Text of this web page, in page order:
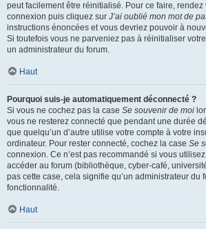
peut facilement être réinitialisé. Pour ce faire, rendez
connexion puis cliquez sur J’ai oublié mon mot de
instructions énoncées et vous devriez pouvoir à
Si toutefois vous ne parveniez pas à réinitialiser
un administrateur du forum.
Haut
Pourquoi suis-je automatiquement déconnecté ?
Si vous ne cochez pas la case Se souvenir de moi
vous ne resterez connecté que pendant une durée
que quelqu’un d’autre utilise votre compte à votre
ordinateur. Pour rester connecté, cochez la case Se
connexion. Ce n’est pas recommandé si vous
accéder au forum (bibliothèque, cyber-café,
pas cette case, cela signifie qu’un administrateur du
fonctionnalité.
Haut